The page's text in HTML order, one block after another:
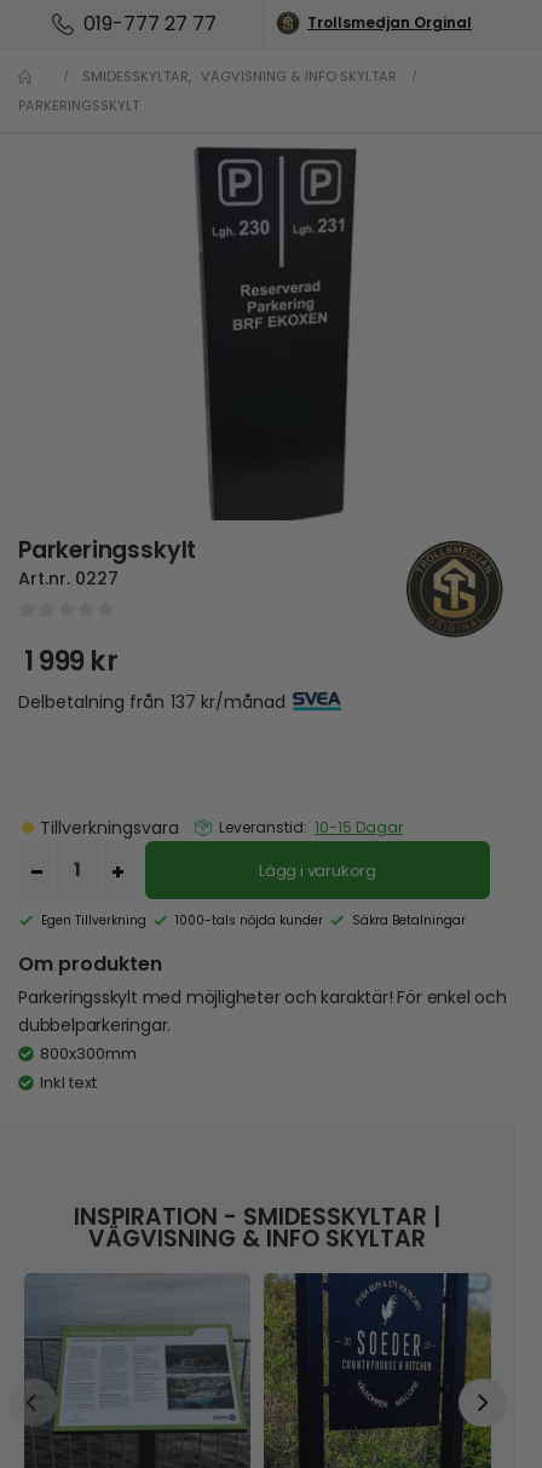
019-777 27 77 Trollsmedjan Orginal
SMIDESSKYLTAR, VÄGVISNING & INFO SKYLTAR
PARKERINGSSKYLT
Parkeringsskylt
Art.nr. 0227
1 999 kr
Delbetalning från 137 kr/månad
Tillverkningsvara Leveranstid: 10-15 Dagar
Lägg i varukorg
Egen Tillverkning 1000-tals nöjda kunder Säkra Betalningar
Om produkten
Parkeringsskylt med möjligheter och karaktär! För enkel och
dubbelparkeringar.
800x300mm
Inkl text
INSPIRATION - SMIDESSKYLTAR |
VÄGVISNING & INFO SKYLTAR